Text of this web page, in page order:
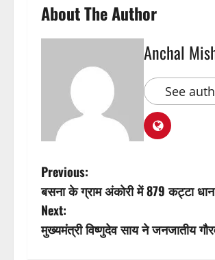
About The Author
Anchal
See
P
o
s
Previous:
बसना के ग्राम अंकोरी में 879 कट्टा
Next:
मुख्यमंत्री विष्णुदेव साय ने जनजातीय